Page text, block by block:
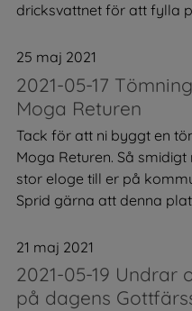
dricksvattnet för att fylla
25 maj 2021
2021-05-17
Moga Returen
Tack för att ni byggt en
Moga Returen. Så
stor eloge till er på
Sprid gärna att denna
21 maj 2021
2021-05-19
på dagens